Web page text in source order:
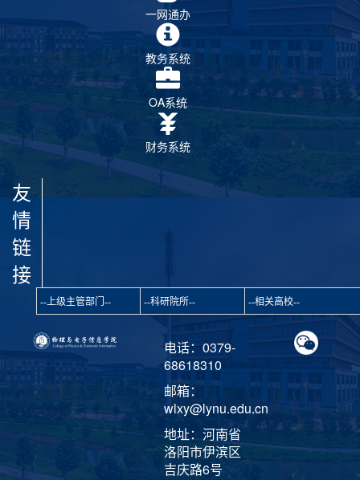
一网通办
教务系统
OA系统
财务系统
友
情
链
接
电话：0379-
68618310
邮箱：
wlxy@lynu.edu.cn
地址：河南省
洛阳市伊滨区
吉庆路6号